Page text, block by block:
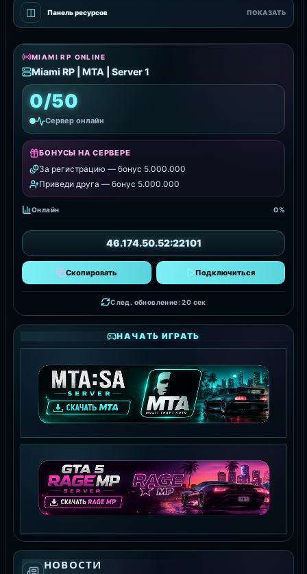
◫ Панель ресурсов ПОКАЗАТЬ
MIAMI RP ONLINE
Miami RP | MTA | Server 1
0/50
Сервер онлайн
БОНУСЫ НА СЕРВЕРЕ
За регистрацию — бонус 5.000.000
Приведи друга — бонус 5.000.000
Онлайн 0%
46.174.50.52:22101
Скопировать Подключиться
След. обновление: 18 сек
НАЧАТЬ ИГРАТЬ
MTA:SA SERVER
СКАЧАТЬ MTA
GTA 5 RAGE MP
СКАЧАТЬ RAGE MP
НОВОСТИ